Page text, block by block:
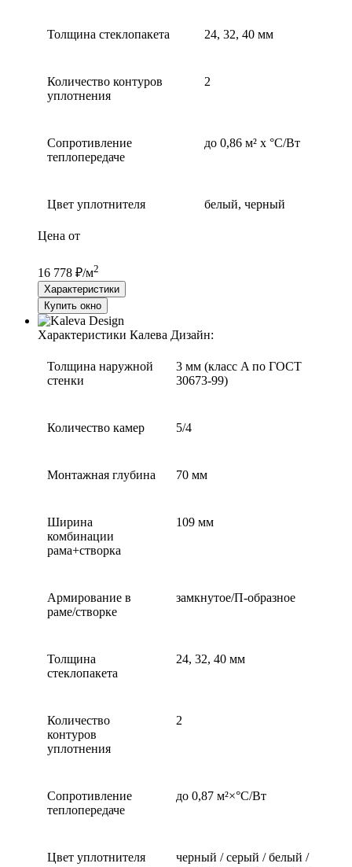
Толщина стеклопакета 24, 32, 40 мм
Количество контуров
уплотнения
2
Сопротивление
теплопередаче
до 0,86 м² х °С/Вт
Цвет уплотнителя белый, черный
Цена от
16 778 ₽/м2
Характеристики
Купить окно
Характеристики Калева Дизайн:
Толщина наружной
стенки
3 мм (класс A по ГОСТ
30673-99)
Количество камер 5/4
Монтажная глубина 70 мм
Ширина
комбинации
рама+створка
109 мм
Армирование в
раме/створке
замкнутое/П-образное
Толщина
стеклопакета
24, 32, 40 мм
Количество
контуров
уплотнения
2
Сопротивление
теплопередаче
до 0,87 м²×°С/Вт
Цвет уплотнителя
черный / серый / белый /